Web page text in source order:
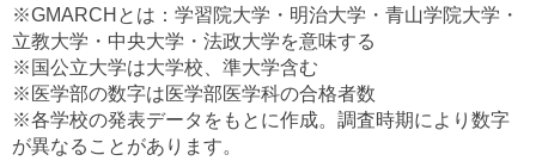
ブックマークした学校
ブックマークした学校はありません
※GMARCHとは：学習院大学・明治大学・青山学院大学・
立教大学・中央大学・法政大学を意味する
※国公立大学は大学校、準大学含む
※医学部の数字は医学部医学科の合格者数
※各学校の発表データをもとに作成。調査時期により数字
が異なることがあります。